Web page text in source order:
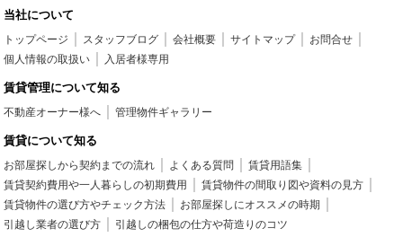
当社について
トップページ スタッフブログ 会社概要 サイトマップ
お問合せ
個人情報の取扱い
入居者様専用
賃貸管理について知る
不動産オーナー様へ 管理物件ギャラリー
賃貸について知る
お部屋探しから契約までの流れ よくある質問
賃貸用語集
賃貸契約費用や一人暮らしの初期費用
賃貸物件の間取り図や資料の見方
賃貸物件の選び方やチェック方法
お部屋探しにオススメの時期
引越し業者の選び方
引越しの梱包の仕方や荷造りのコツ